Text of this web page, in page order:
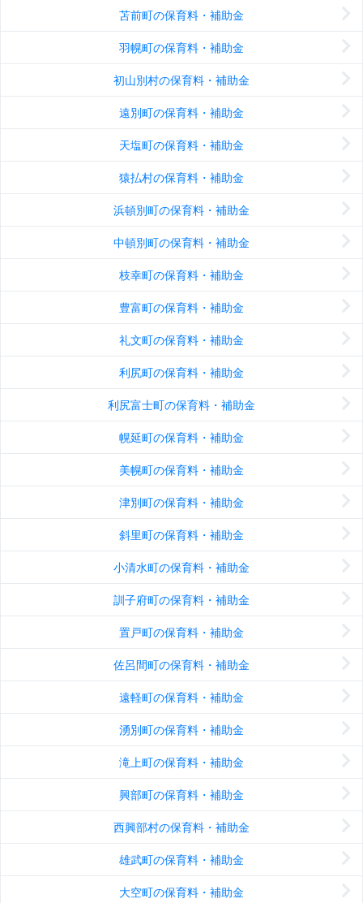
苫前町の保育料・補助金
羽幌町の保育料・補助金
初山別村の保育料・補助金
遠別町の保育料・補助金
天塩町の保育料・補助金
猿払村の保育料・補助金
浜頓別町の保育料・補助金
中頓別町の保育料・補助金
枝幸町の保育料・補助金
豊富町の保育料・補助金
礼文町の保育料・補助金
利尻町の保育料・補助金
利尻富士町の保育料・補助金
幌延町の保育料・補助金
美幌町の保育料・補助金
津別町の保育料・補助金
斜里町の保育料・補助金
小清水町の保育料・補助金
訓子府町の保育料・補助金
置戸町の保育料・補助金
佐呂間町の保育料・補助金
遠軽町の保育料・補助金
湧別町の保育料・補助金
滝上町の保育料・補助金
興部町の保育料・補助金
西興部村の保育料・補助金
雄武町の保育料・補助金
大空町の保育料・補助金